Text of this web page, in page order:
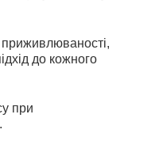
приживлюваності,
до кожного
при